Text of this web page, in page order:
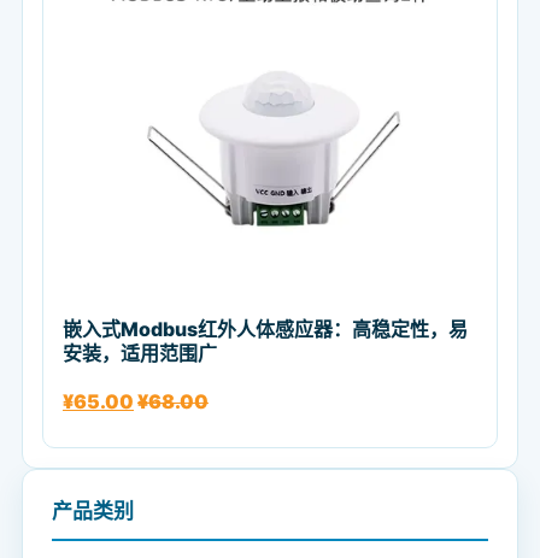
嵌入式Modbus红外人体感应器：高稳定性，易
安装，适用范围广
¥65.00 ¥68.00
产品类别